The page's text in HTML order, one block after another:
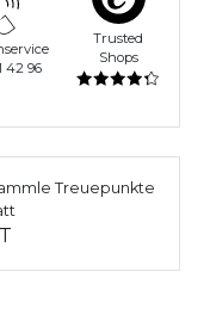
42 96
Trusted
Shops
Treuepunkte